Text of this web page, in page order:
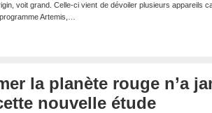
voit grand. Celle-ci vient de dévoiler plusieurs appareils
Artemis,…
la planète rouge n’a
nouvelle étude